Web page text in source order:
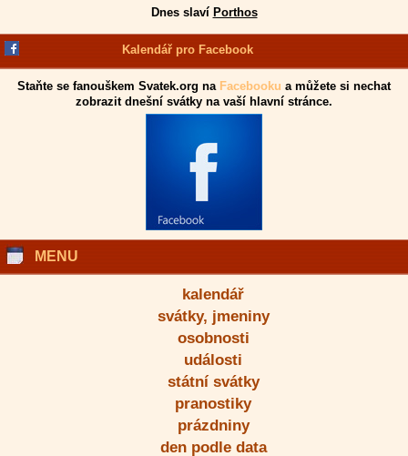
Dnes slaví Porthos
Kalendář pro Facebook
Staňte se fanouškem Svatek.org na Facebooku a můžete si nechat
zobrazit dnešní svátky na vaší hlavní stránce.
MENU
kalendář
svátky, jmeniny
osobnosti
události
státní svátky
pranostiky
prázdniny
den podle data